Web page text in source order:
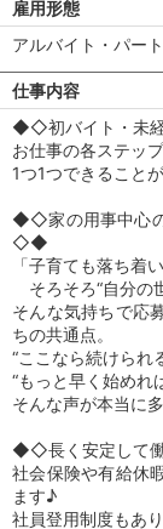
雇用形態
アルバイト・パート
仕事内容
◆◇初バイト・未
お仕事の各ステッ
1つ1つできること
◆◇家の用事中心の
◇◆
「子育ても落ち着
そろそろ“自分の
そんな気持ちで応
ちの共通点。
“ここなら続けられ
“もっと早く始めれ
そんな声が本当に
◆◇長く安定して
社会保険や有給休
ます♪
社員登用制度もあ